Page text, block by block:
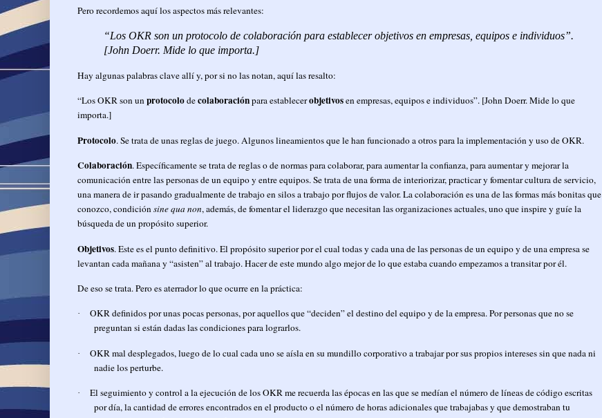
Pero recordemos aquí los aspectos más relevantes:
“Los OKR son un protocolo de colaboración para establecer objetivos en empresas, equipos e individuos”.
[John Doerr. Mide lo que importa.]
Hay algunas palabras clave allí y, por si no las notan, aquí las resalto:
“Los OKR son unprotocolodecolaboraciónpara establecerobjetivosen empresas, equipos e individuos”. [John Doerr. Mide lo que
importa.]
Protocolo. Se trata de unas reglas de juego. Algunos lineamientos que le han funcionado a otros para la implementación y uso de OKR.
Colaboración. Específicamente se trata de reglas o de normas para colaborar, para aumentar la confianza, para aumentar y mejorar la
comunicación entre las personas de un equipo y entre equipos. Se trata de una forma de interiorizar, practicar y fomentar cultura de servicio,
una manera de ir pasando gradualmente de trabajo en silos a trabajo por flujos de valor. La colaboración es una de las formas más bonitas que
conozco, condiciónsine qua non, además, de fomentar el liderazgo que necesitan las organizaciones actuales, uno que inspire y guíe la
búsqueda de un propósito superior.
Objetivos. Este es el punto definitivo. El propósito superior por el cual todas y cada una de las personas de un equipo y de una empresa se
levantan cada mañana y “asisten” al trabajo. Hacer de este mundo algo mejor de lo que estaba cuando empezamos a transitar por él.
De eso se trata. Pero es aterrador lo que ocurre en la práctica:
·
OKR definidos por unas pocas personas, por aquellos que “deciden” el destino del equipo y de la empresa. Por personas que no se
preguntan si están dadas las condiciones para lograrlos.
·
OKR mal desplegados, luego de lo cual cada uno se aísla en su mundillo corporativo a trabajar por sus propios intereses sin que nada ni
nadie los perturbe.
·
El seguimiento y control a la ejecución de los OKR me recuerda las épocas en las que se medían el número de líneas de código escritas
por día, la cantidad de errores encontrados en el producto o el número de horas adicionales que trabajabas y que demostraban tu